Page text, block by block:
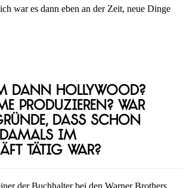
war es dann eben an der Zeit, neue Dinge
dann Hollywood?
produzieren? War
dass schon
im
tätig war?